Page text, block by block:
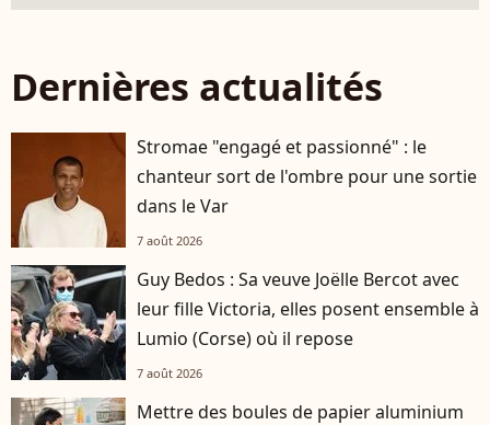
Dernières actualités
Stromae "engagé et passionné" : le
chanteur sort de l'ombre pour une sortie
dans le Var
7 août 2026
Guy Bedos : Sa veuve Joëlle Bercot avec
leur fille Victoria, elles posent ensemble à
Lumio (Corse) où il repose
7 août 2026
Mettre des boules de papier aluminium